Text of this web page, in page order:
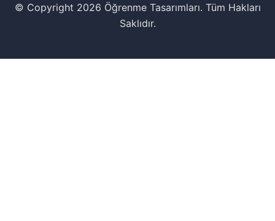
© Copyright 2026 Öğrenme Tasarımları. Tüm Hakları
Saklıdır.